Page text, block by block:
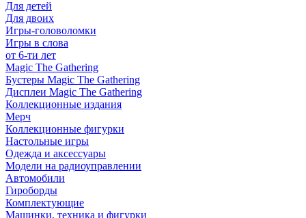
Для детей
Для двоих
Игры-головоломки
Игры в слова
от 6-ти лет
Magic The Gathering
Бустеры Magic The Gathering
Дисплеи Magic The Gathering
Коллекционные издания
Мерч
Коллекционные фигурки
Настольные игры
Одежда и аксессуары
Модели на радиоуправлении
Автомобили
Гироборды
Комплектующие
Машинки, техника и фигурки